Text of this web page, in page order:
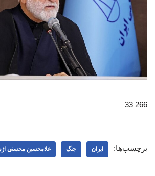
266 33
برچسب‌ها: ایران جنگ غلامحسین محسنی